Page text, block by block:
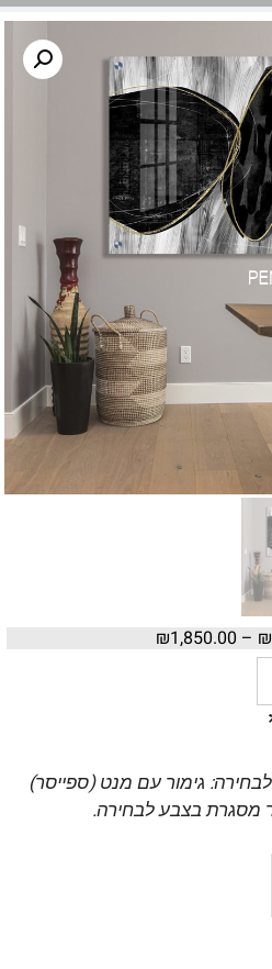
₪
–
₪1,850.00
לבחירה: גימור עם מנט (ספייסר)
מסגרת בצבע לבחירה.